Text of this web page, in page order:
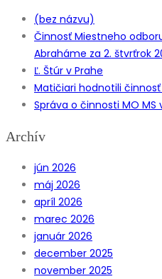
(bez názvu)
Činnosť Miestneho
Abraháme za 2. štvrťrok
Ľ. Štúr v Prahe
Matičiari hodnotili činnosť
Správa o činnosti MO
Archív
jún 2026
máj 2026
apríl 2026
marec 2026
január 2026
december 2025
november 2025